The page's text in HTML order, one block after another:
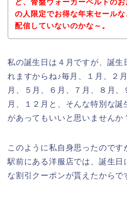
ど、骨盤ウォーカーベルトのお
の人限定でお得な年末セール
配信していないのかな～。
私の誕生日は４月ですが、誕生
れますからね♪毎月、１月、２
月、５月、６月、７月、８月、
月、１２月と、そんな特別な
があってもいいと思いませんか
このように私自身思ったのです
駅前にある洋服店では、誕生日
な割引クーポンが貰えたからで